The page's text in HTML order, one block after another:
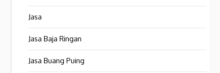
Jasa
Jasa Baja Ringan
Jasa Buang Puing